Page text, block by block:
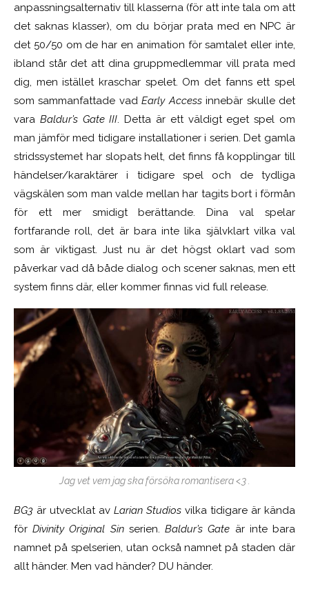
anpassningsalternativ till klasserna (för att inte tala om att
det saknas klasser), om du börjar prata med en NPC är
det 50/50 om de har en animation för samtalet eller inte,
ibland står det att dina gruppmedlemmar vill prata med
dig, men istället kraschar spelet. Om det fanns ett spel
som sammanfattade vadEarly Accessinnebär skulle det
vara Baldur’s Gate III. Detta är ett väldigt eget spel om
man jämför med tidigare installationer i serien. Det gamla
stridssystemet har slopats helt, det finns få kopplingar till
händelser/karaktärer i tidigare spel och de tydliga
vägskälen som man valde mellan har tagits bort i förmån
för ett mer smidigt berättande. Dina val spelar
fortfarande roll, det är bara inte lika självklart vilka val
som är viktigast. Just nu är det högst oklart vad som
påverkar vad då både dialog och scener saknas, men ett
system finns där, eller kommer finnas vid full release.
Jag vet vem jag ska försöka romantisera <3 .
BG3 är utvecklat av Larian Studios vilka tidigare är kända
förDivinity Original Sin serien.Baldur’s Gate är inte bara
namnet på spelserien, utan också namnet på staden där
allt händer. Men vad händer? DU händer.